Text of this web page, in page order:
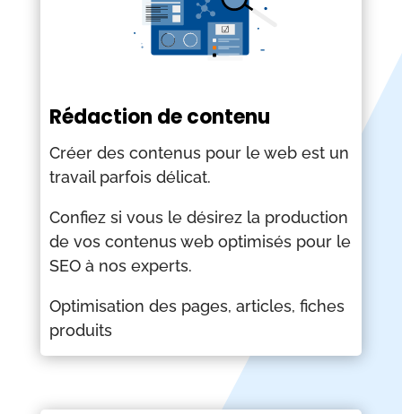
Rédaction de contenu
Créer des contenus pour le web est un
travail parfois délicat.
Confiez si vous le désirez la production
de vos contenus web optimisés pour le
SEO à nos experts.
Optimisation des pages, articles, fiches
produits